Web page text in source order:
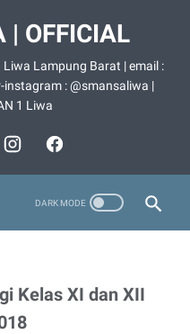
| OFFICIAL
Lampung Barat | email :
: @smansaliwa |
1 Liwa
Kelas XI dan XII